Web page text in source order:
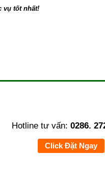
vụ tốt nhất!
Hotline tư vấn: 0286.
Click Đặt Ngay